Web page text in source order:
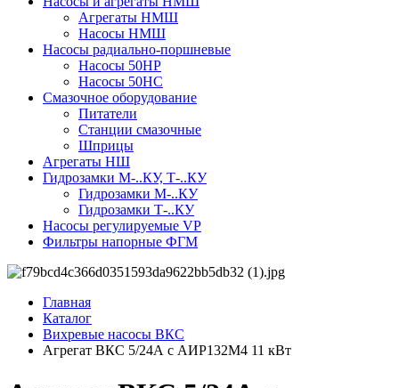
Агрегаты НМШ
Насосы НМШ
Насосы радиально-поршневые
Насосы 50НР
Насосы 50НС
Смазочное оборудование
Питатели
Станции смазочные
Шприцы
Агрегаты НШ
Гидрозамки М-..КУ, Т-..КУ
Гидрозамки М-..КУ
Гидрозамки Т-..КУ
Насосы регулируемые VP
Фильтры напорные ФГМ
Главная
Каталог
Вихревые насосы ВКС
Агрегат ВКС 5/24А с АИР132M4 11 кВт